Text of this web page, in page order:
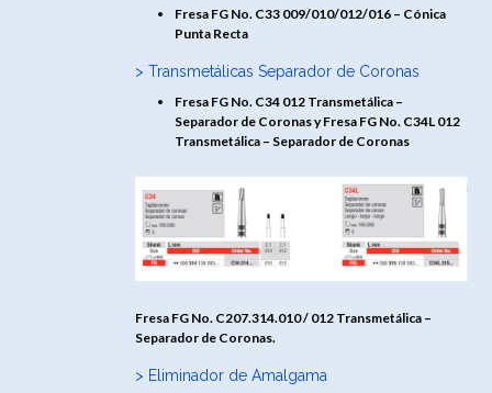
Fresa FG No. C33 009/010/012/016 – Cónica
Punta Recta
> Transmetálicas Separador de Coronas
Fresa FG No. C34 012 Transmetálica –
Separador de Coronas y Fresa FG No. C34L 012
Transmetálica – Separador de Coronas
Fresa FG No. C207.314.010 / 012 Transmetálica –
Separador de Coronas.
> Eliminador de Amalgama